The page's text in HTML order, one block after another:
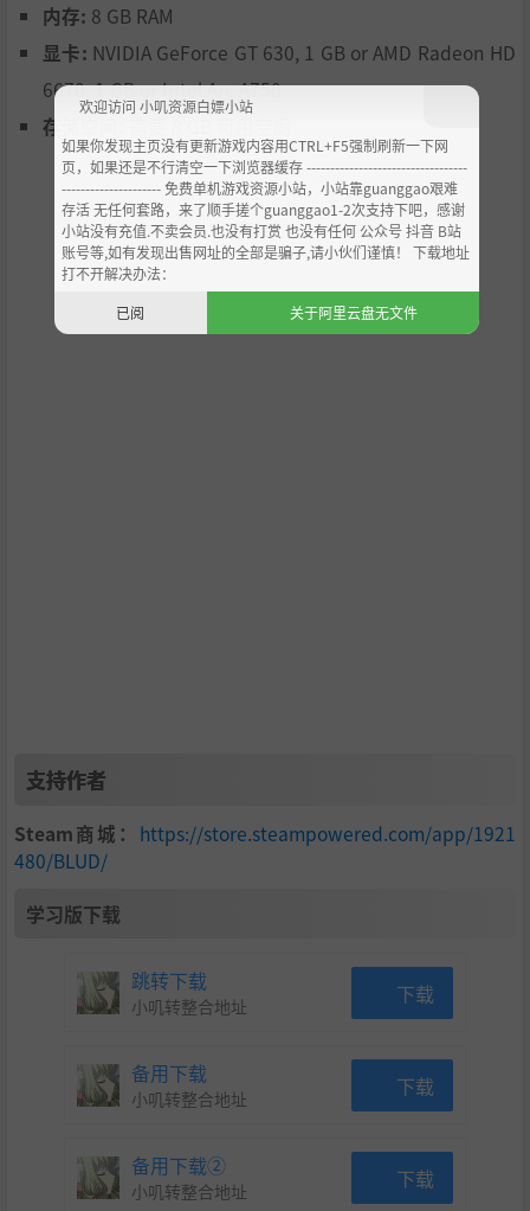
高校新生的生活本就繁忙，对咱们年轻的吸血鬼猎手来说更
是如此。在《#BLUD》中度过青春校园生活的同时，你将结
交和协助众多古灵精怪的个性同学，留下难忘的回忆。
升级武器库
使出种种新老手段，知晓恶魔大军的情报。翻译家族传下的
神秘魔典，和怪物自拍，查出对方的强项与弱点（可别被咬
不死动画，活力冒险
内存: 8 GB RAM
显卡: NVIDIA GeForce GT 630, 1 GB or AMD Radeon HD
6670, 1 GB or Intel Arc A750
存储空间:
支持作者
Steam商城： https://store.steampowered.com/app/1921
480/BLUD/
学习版下载
跳转下载
小叽转整合地址 下载
备用下载
小叽转整合地址 下载
备用下载②
小叽转整合地址 下载
欢迎访问 小叽资源白嫖小站
如果你发现主页没有更新游戏内容用CTRL+F5强制刷新一下网
页，如果还是不行清空一下浏览器缓存 ----------------------------------
--------------------- 免费单机游戏资源小站，小站靠guanggao艰难
存活 无任何套路，来了顺手搓个guanggao1-2次支持下吧，感谢
小站没有充值.不卖会员.也没有打赏 也没有任何 公众号 抖音 B站
账号等,如有发现出售网址的全部是骗子,请小伙们谨慎！ 下载地址
打不开解决办法：
已阅
关于阿里云盘无文件